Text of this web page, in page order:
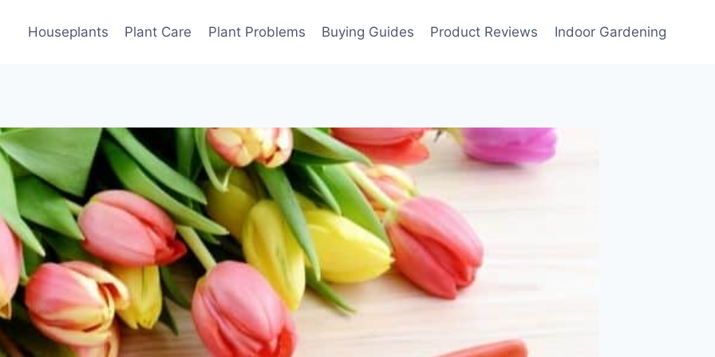
Houseplants Plant Care Plant Problems Buying Guides Product Reviews Indoor Gardening